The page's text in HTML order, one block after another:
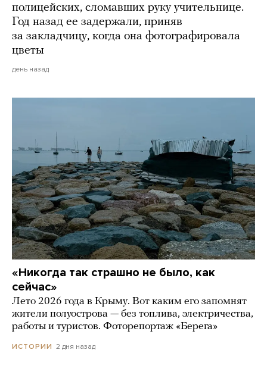
полицейских, сломавших руку учительнице.
Год назад ее задержали, приняв
за закладчицу, когда она фотографировала
цветы
день назад
«Никогда так страшно не было, как
сейчас»
Лето 2026 года в Крыму. Вот каким его запомнят
жители полуострова — без топлива, электричества,
работы и туристов. Фоторепортаж «Берега»
ИСТОРИИ 2 дня назад